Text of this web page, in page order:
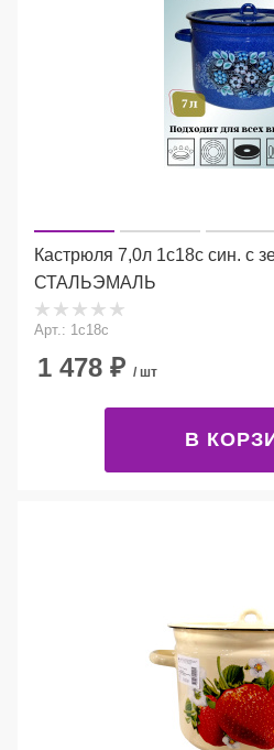
Кастрюля 7,0л 1с18с син. с
СТАЛЬЭМАЛЬ
Арт.: 1с18с
1 478 ₽ / шт
В